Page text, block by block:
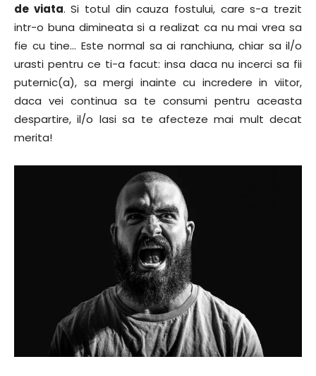
de viata. Si totul din cauza fostului, care s-a trezit
intr-o buna dimineata si a realizat ca nu mai vrea sa
fie cu tine… Este normal sa ai ranchiuna, chiar sa il/o
urasti pentru ce ti-a facut: insa daca nu incerci sa fii
puternic(a), sa mergi inainte cu incredere in viitor,
daca vei continua sa te consumi pentru aceasta
despartire, il/o lasi sa te afecteze mai mult decat
merita!